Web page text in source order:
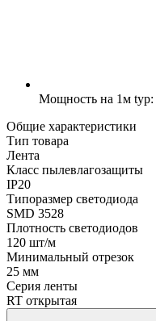
Мощность на 1м typ:
Общие характеристики
Тип товара
Лента
Класс пылевлагозащиты
IP20
Типоразмер светодиода
SMD 3528
Плотность светодиодов
120 шт/м
Минимальный отрезок
25 мм
Серия ленты
RT открытая